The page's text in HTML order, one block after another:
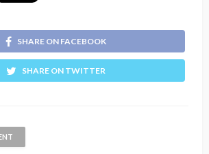
SHARE ON FACEBOOK
SHARE ON TWITTER